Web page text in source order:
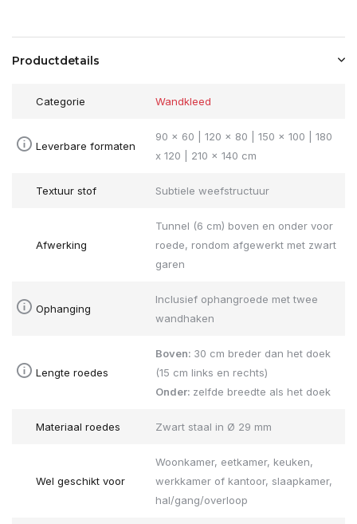
Productdetails
Categorie Wandkleed
Leverbare formaten
90 x 60 | 120 x 80 | 150 x 100 | 180
x 120 | 210 x 140 cm
Textuur stof Subtiele weefstructuur
Afwerking
Tunnel (6 cm) boven en onder voor
roede, rondom afgewerkt met zwart
garen
Ophanging
Inclusief ophangroede met twee
wandhaken
Lengte roedes
Boven: 30 cm breder dan het doek
(15 cm links en rechts)
Onder: zelfde breedte als het doek
Materiaal roedes Zwart staal in Ø 29 mm
Wel geschikt voor
Woonkamer, eetkamer, keuken,
werkkamer of kantoor, slaapkamer,
hal/gang/overloop